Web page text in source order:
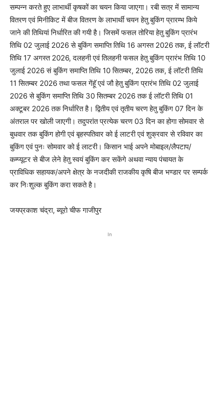
सम्पन्न करते हुए लाभार्थी कृषकों का चयन किया जाएगा। रबी सत्र में सामान्य
वितरण एवं मिनीकिट में बीज वितरण के लाभार्थी चयन हेतु बुकिंग प्रारम्भ किये
जाने की तिथियां निर्धारित की गयी है। जिसमें फसल तोरिया हेतु बुकिंग प्रारंभ
तिथि 02 जुलाई 2026 से बुकिंग समाप्ति तिथि 16 अगस्त 2026 तक, ई लॉटरी
तिथि 17 अगस्त 2026, दलहनी एवं तिलहनी फसल हेतु बुकिंग प्रारंभ तिथि 10
जुलाई 2026 सं बुकिंग समाप्ति तिथि 10 सितम्बर, 2026 तक, ई लॉटरी तिथि
11 सितम्बर 2026 तथा फसल गेंहॅू एवं जौ हेतु बुकिंग प्रारंभ तिथि 02 जुलाई
2026 से बुकिंग समाप्ति तिथि 30 सितम्बर 2026 तक ई लॉटरी तिथि 01
अक्टूबर 2026 तक निर्धारित है। द्वितीय एवं तृतीय चरण हेतु बुकिंग 07 दिन के
अंतराल पर खोली जाएगी। तदुपरांत प्रत्येक चरण 03 दिन का होगा सोमवार से
बुधवार तक बुकिंग होगी एवं बृहस्पतिवार को ई लाटरी एवं शुक्रवार से रविवार का
बुकिंग एवं पुनः सोमवार को ई लाटरी। किसान भाई अपने मोबाइल/लैपटाप/
कम्प्यूटर से बीज लेने हेतु स्वयं बुकिंग कर सकेंगे अथवा न्याय पंचायत के
प्राविधिक सहायक/अपने क्षेत्र के नजदीकी राजकीय कृषि बीज भण्डार पर सम्पर्क
कर निःशुल्क बुकिंग करा सकते है।
जयप्रकाश चंद्रा, ब्यूरो चीफ गाजीपुर
In